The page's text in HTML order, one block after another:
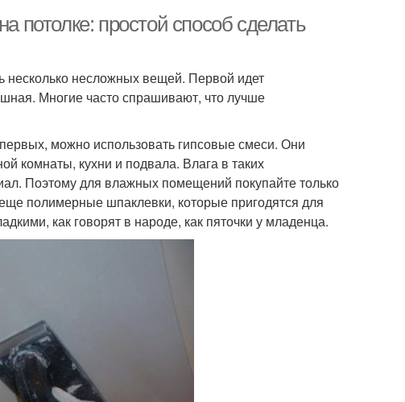
потолке: простой способ сделать
несколько несложных вещей. Первой идет
Многие часто спрашивают, что лучше
можно использовать гипсовые смеси. Они
комнаты, кухни и подвала. Влага в таких
Поэтому для влажных помещений покупайте только
полимерные шпаклевки, которые пригодятся для
как говорят в народе, как пяточки у младенца.